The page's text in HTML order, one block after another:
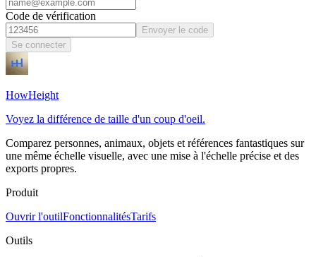
Code de vérification
Envoyer le code
Se connecter
HowHeight
Voyez la différence de taille d'un coup d'oeil.
Comparez personnes, animaux, objets et références fantastiques sur
une même échelle visuelle, avec une mise à l'échelle précise et des
exports propres.
Produit
Ouvrir l'outilFonctionnalitésTarifs
Outils